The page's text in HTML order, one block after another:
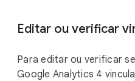
Editar ou verificar
Para editar ou verificar
Google Analytics 4